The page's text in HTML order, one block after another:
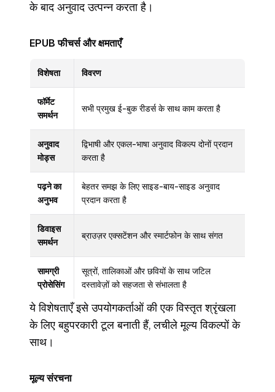
के बाद अनुवाद उत्पन्न करता है।
EPUB फीचर्स और क्षमताएँ
विशेषता विवरण
फॉर्मेट
समर्थन
सभी प्रमुख ई-बुक रीडर्स के साथ काम करता है
अनुवाद
मोड्स
द्विभाषी और एकल-भाषा अनुवाद विकल्प दोनों प्रदान
करता है
पढ़ने का
अनुभव
बेहतर समझ के लिए साइड-बाय-साइड अनुवाद
प्रदान करता है
डिवाइस
समर्थन
ब्राउज़र एक्सटेंशन और स्मार्टफोन के साथ संगत
सामग्री
प्रोसेसिंग
सूत्रों, तालिकाओं और छवियों के साथ जटिल
दस्तावेज़ों को सहजता से संभालता है
ये विशेषताएँ इसे उपयोगकर्ताओं की एक विस्तृत श्रृंखला
के लिए बहुपरकारी टूल बनाती हैं, लचीले मूल्य विकल्पों के
साथ।
मूल्य संरचना